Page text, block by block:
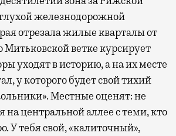
железнодорожной
отрезала жилые кварталы от
Митьковской ветке курсирует
уходят в историю, а на их месте
у которого будет свой тихий
Местные оценят: не
на центральной аллее с теми, кто
У тебя свой, «калиточный»,